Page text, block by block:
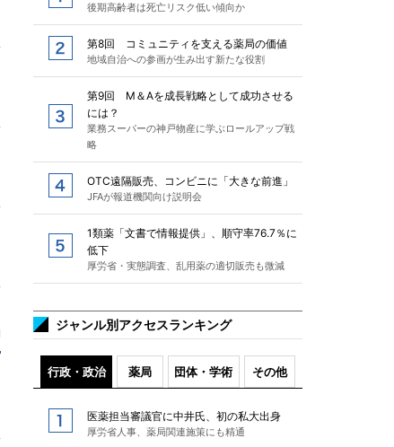
後期高齢者は死亡リスク低い傾向か
第8回 コミュニティを支える薬局の価値
地域自治への参画が生み出す新たな役割
第9回 M＆Aを成長戦略として成功させる
には？
業務スーパーの神戸物産に学ぶロールアップ戦
略
OTC遠隔販売、コンビニに「大きな前進」
JFAが報道機関向け説明会
1類薬「文書で情報提供」、順守率76.7％に
低下
厚労省・実態調査、乱用薬の適切販売も微減
ジャンル別アクセスランキング
行政・政治 薬局 団体・学術 その他
医薬担当審議官に中井氏、初の私大出身
厚労省人事、薬局関連施策にも精通